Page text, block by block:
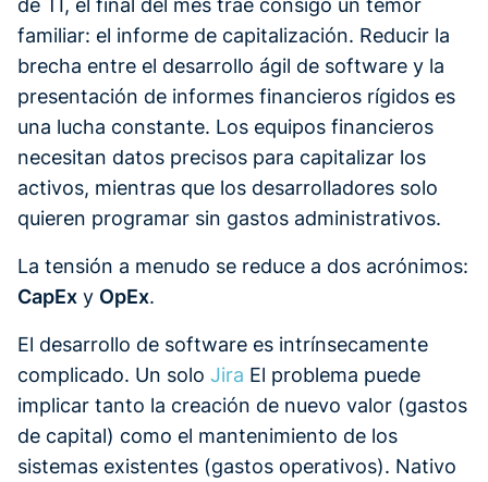
de TI, el final del mes trae consigo un temor
familiar: el informe de capitalización. Reducir la
brecha entre el desarrollo ágil de software y la
presentación de informes financieros rígidos es
una lucha constante. Los equipos financieros
necesitan datos precisos para capitalizar los
activos, mientras que los desarrolladores solo
quieren programar sin gastos administrativos.
La tensión a menudo se reduce a dos acrónimos:
CapEx y OpEx.
El desarrollo de software es intrínsecamente
complicado. Un solo Jira El problema puede
implicar tanto la creación de nuevo valor (gastos
de capital) como el mantenimiento de los
sistemas existentes (gastos operativos). Nativo